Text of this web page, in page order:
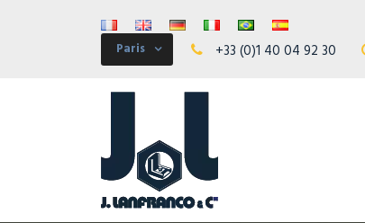
Paris +33 (0)1 40 04 92 30